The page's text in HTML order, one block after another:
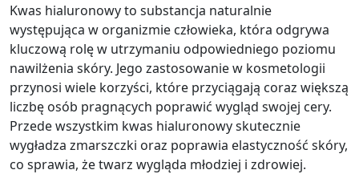
Kwas hialuronowy to substancja naturalnie
występująca w organizmie człowieka, która odgrywa
kluczową rolę w utrzymaniu odpowiedniego poziomu
nawilżenia skóry. Jego zastosowanie w kosmetologii
przynosi wiele korzyści, które przyciągają coraz większą
liczbę osób pragnących poprawić wygląd swojej cery.
Przede wszystkim kwas hialuronowy skutecznie
wygładza zmarszczki oraz poprawia elastyczność skóry,
co sprawia, że twarz wygląda młodziej i zdrowiej.